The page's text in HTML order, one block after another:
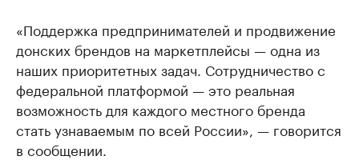
«Поддержка предпринимателей и продвижение
донских брендов на маркетплейсы — одна из
наших приоритетных задач. Сотрудничество с
федеральной платформой — это реальная
возможность для каждого местного бренда
стать узнаваемым по всей России», — говорится
в сообщении.